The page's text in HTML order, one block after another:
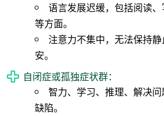
语言发展迟缓，包括阅读
等方面。
注意力不集中，无法保持
安。
自闭症或孤独症状群：
智力、学习、推理、解决
缺陷。